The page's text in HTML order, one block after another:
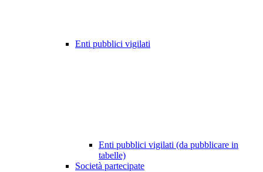
Enti pubblici vigilati
Enti pubblici vigilati (da pubblicare in
tabelle)
Società partecipate